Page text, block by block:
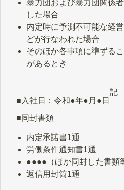
暴力団および暴力団関係
した場合
内定時に予測不可能な経
どが行なわれた場合
そのほか各事項に準ずる
があるとき
記
■入社日：令和●年●月●日
■同封書類
内定承諾書1通
労働条件通知書1通
●●●●（ほか同封した書類
返信用封筒1通